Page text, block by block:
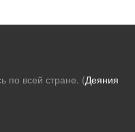
по всей стране. (Деяния